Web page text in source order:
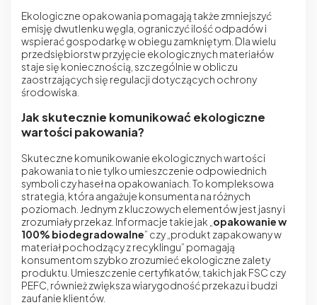
Ekologiczne opakowania pomagają także zmniejszyć
emisję dwutlenku węgla, ograniczyć ilość odpadów i
wspierać gospodarkę w obiegu zamkniętym. Dla wielu
przedsiębiorstw przyjęcie ekologicznych materiałów
staje się koniecznością, szczególnie w obliczu
zaostrzających się regulacji dotyczących ochrony
środowiska.
Jak skutecznie komunikować ekologiczne
wartości pakowania?
Skuteczne komunikowanie ekologicznych wartości
pakowania to nie tylko umieszczenie odpowiednich
symboli czy haseł na opakowaniach. To kompleksowa
strategia, która angażuje konsumenta na różnych
poziomach. Jednym z kluczowych elementów jest jasny i
zrozumiały przekaz. Informacje takie jak „ opakowanie w
100% biodegradowalne” czy „produkt zapakowany w
materiał pochodzący z recyklingu” pomagają
konsumentom szybko zrozumieć ekologiczne zalety
produktu. Umieszczenie certyfikatów, takich jak FSC czy
PEFC, również zwiększa wiarygodność przekazu i budzi
zaufanie klientów.